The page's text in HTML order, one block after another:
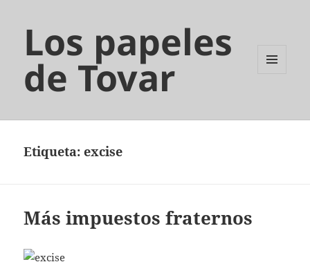
Los papeles
de Tovar
Etiqueta:excise
Más impuestos fraternos